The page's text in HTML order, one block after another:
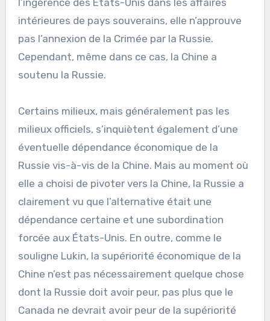
intérieures de pays souverains, elle n’approuve
pas l’annexion de la Crimée par la Russie.
Cependant, même dans ce cas, la Chine a
soutenu la Russie.
Certains milieux, mais généralement pas les
milieux officiels, s’inquiètent également d’une
éventuelle dépendance économique de la
Russie vis-à-vis de la Chine. Mais au moment où
elle a choisi de pivoter vers la Chine, la Russie a
clairement vu que l’alternative était une
dépendance certaine et une subordination
forcée aux États-Unis. En outre, comme le
souligne Lukin, la supériorité économique de la
Chine n’est pas nécessairement quelque chose
dont la Russie doit avoir peur, pas plus que le
Canada ne devrait avoir peur de la supériorité